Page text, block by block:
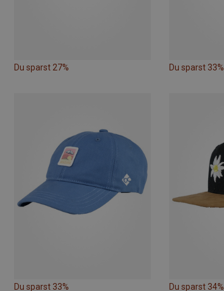
Du sparst 27% Du sparst 33%
Du sparst 33% Du sparst 34%